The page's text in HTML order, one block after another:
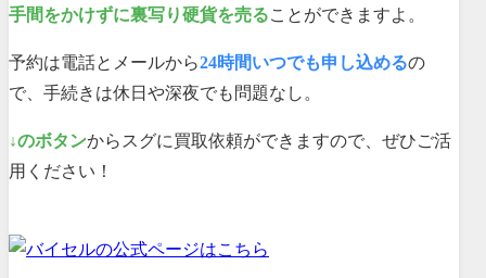
手間をかけずに裏写り硬貨を売ることができますよ。
予約は電話とメールから24時間いつでも申し込めるの
で、手続きは休日や深夜でも問題なし。
↓のボタンからスグに買取依頼ができますので、ぜひご活
用ください！